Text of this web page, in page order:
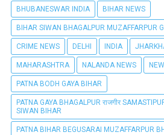
BHUBANESWAR INDIA BIHAR NEWS
BIHAR SIWAN BHAGALPUR MUZAFFARPUR
CRIME NEWS DELHI INDIA
MAHARASHTRA NALANDA NEWS
PATNA BODH GAYA BIHAR
PATNA GAYA BHAGALPUR राजगीर
SIWAN BIHAR
PATNA BIHAR BEGUSARAI MUZAFFARPUR